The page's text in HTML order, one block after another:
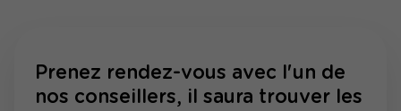
Prenez rendez-vous avec l'un de
nos conseillers, il saura trouver les